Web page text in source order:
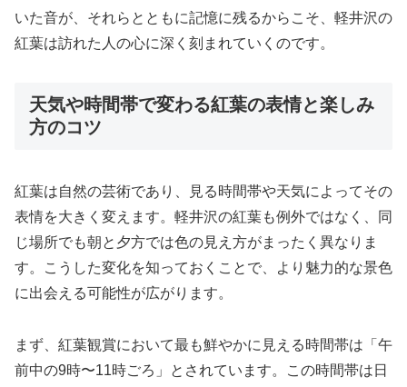
いた音が、それらとともに記憶に残るからこそ、軽井沢の
紅葉は訪れた人の心に深く刻まれていくのです。
天気や時間帯で変わる紅葉の表情と楽しみ
方のコツ
紅葉は自然の芸術であり、見る時間帯や天気によってその
表情を大きく変えます。軽井沢の紅葉も例外ではなく、同
じ場所でも朝と夕方では色の見え方がまったく異なりま
す。こうした変化を知っておくことで、より魅力的な景色
に出会える可能性が広がります。
まず、紅葉観賞において最も鮮やかに見える時間帯は「午
前中の9時〜11時ごろ」とされています。この時間帯は日